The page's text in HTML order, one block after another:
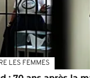
LES FEMMES